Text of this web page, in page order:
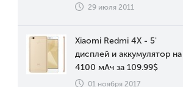
29 июля 2011
Xiaomi Redmi 4X - 5'
дисплей и аккумулятор на
4100 мАч за 109.99$
01 ноября 2017